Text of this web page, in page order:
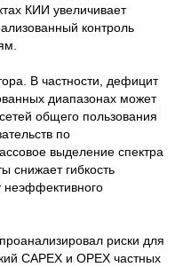
КИИ увеличивает
контроль
В частности, дефицит
диапазонах может
общего пользования
по
выделение спектра
снижает гибкость
неэффективного
риски для
CAPEX и OPEX частных